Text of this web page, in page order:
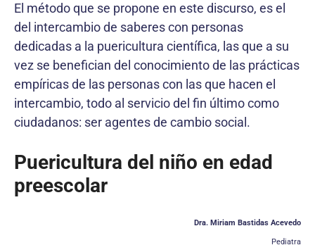
El método que se propone en este discurso, es el
del intercambio de saberes con personas
dedicadas a la puericultura científica, las que a su
vez se benefician del conocimiento de las prácticas
empíricas de las personas con las que hacen el
intercambio, todo al servicio del fin último como
ciudadanos: ser agentes de cambio social.
Puericultura del niño en edad
preescolar
Dra. Miriam Bastidas Acevedo
Pediatra